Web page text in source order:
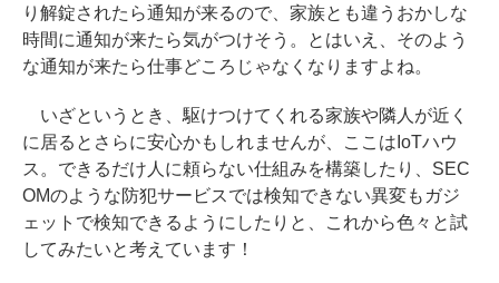
り解錠されたら通知が来るので、家族とも違うおかしな
時間に通知が来たら気がつけそう。とはいえ、そのよう
な通知が来たら仕事どころじゃなくなりますよね。
いざというとき、駆けつけてくれる家族や隣人が近く
に居るとさらに安心かもしれませんが、ここはIoTハウ
ス。できるだけ人に頼らない仕組みを構築したり、SEC
OMのような防犯サービスでは検知できない異変もガジ
ェットで検知できるようにしたりと、これから色々と試
してみたいと考えています！